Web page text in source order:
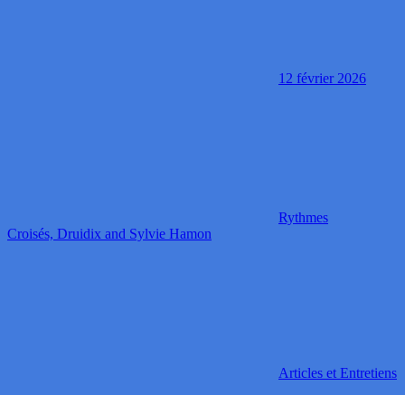
12 février 2026
Rythmes
Croisés, Druidix and Sylvie Hamon
Articles et Entretiens